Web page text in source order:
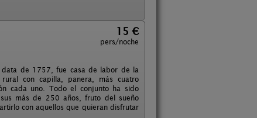
15 €
pers/noche
data de 1757, fue casa de labor de la
con capilla, panera, más cuatro
cada uno. Todo el conjunto ha sido
más de 250 años, fruto del sueño
con aquellos que quieran disfrutar